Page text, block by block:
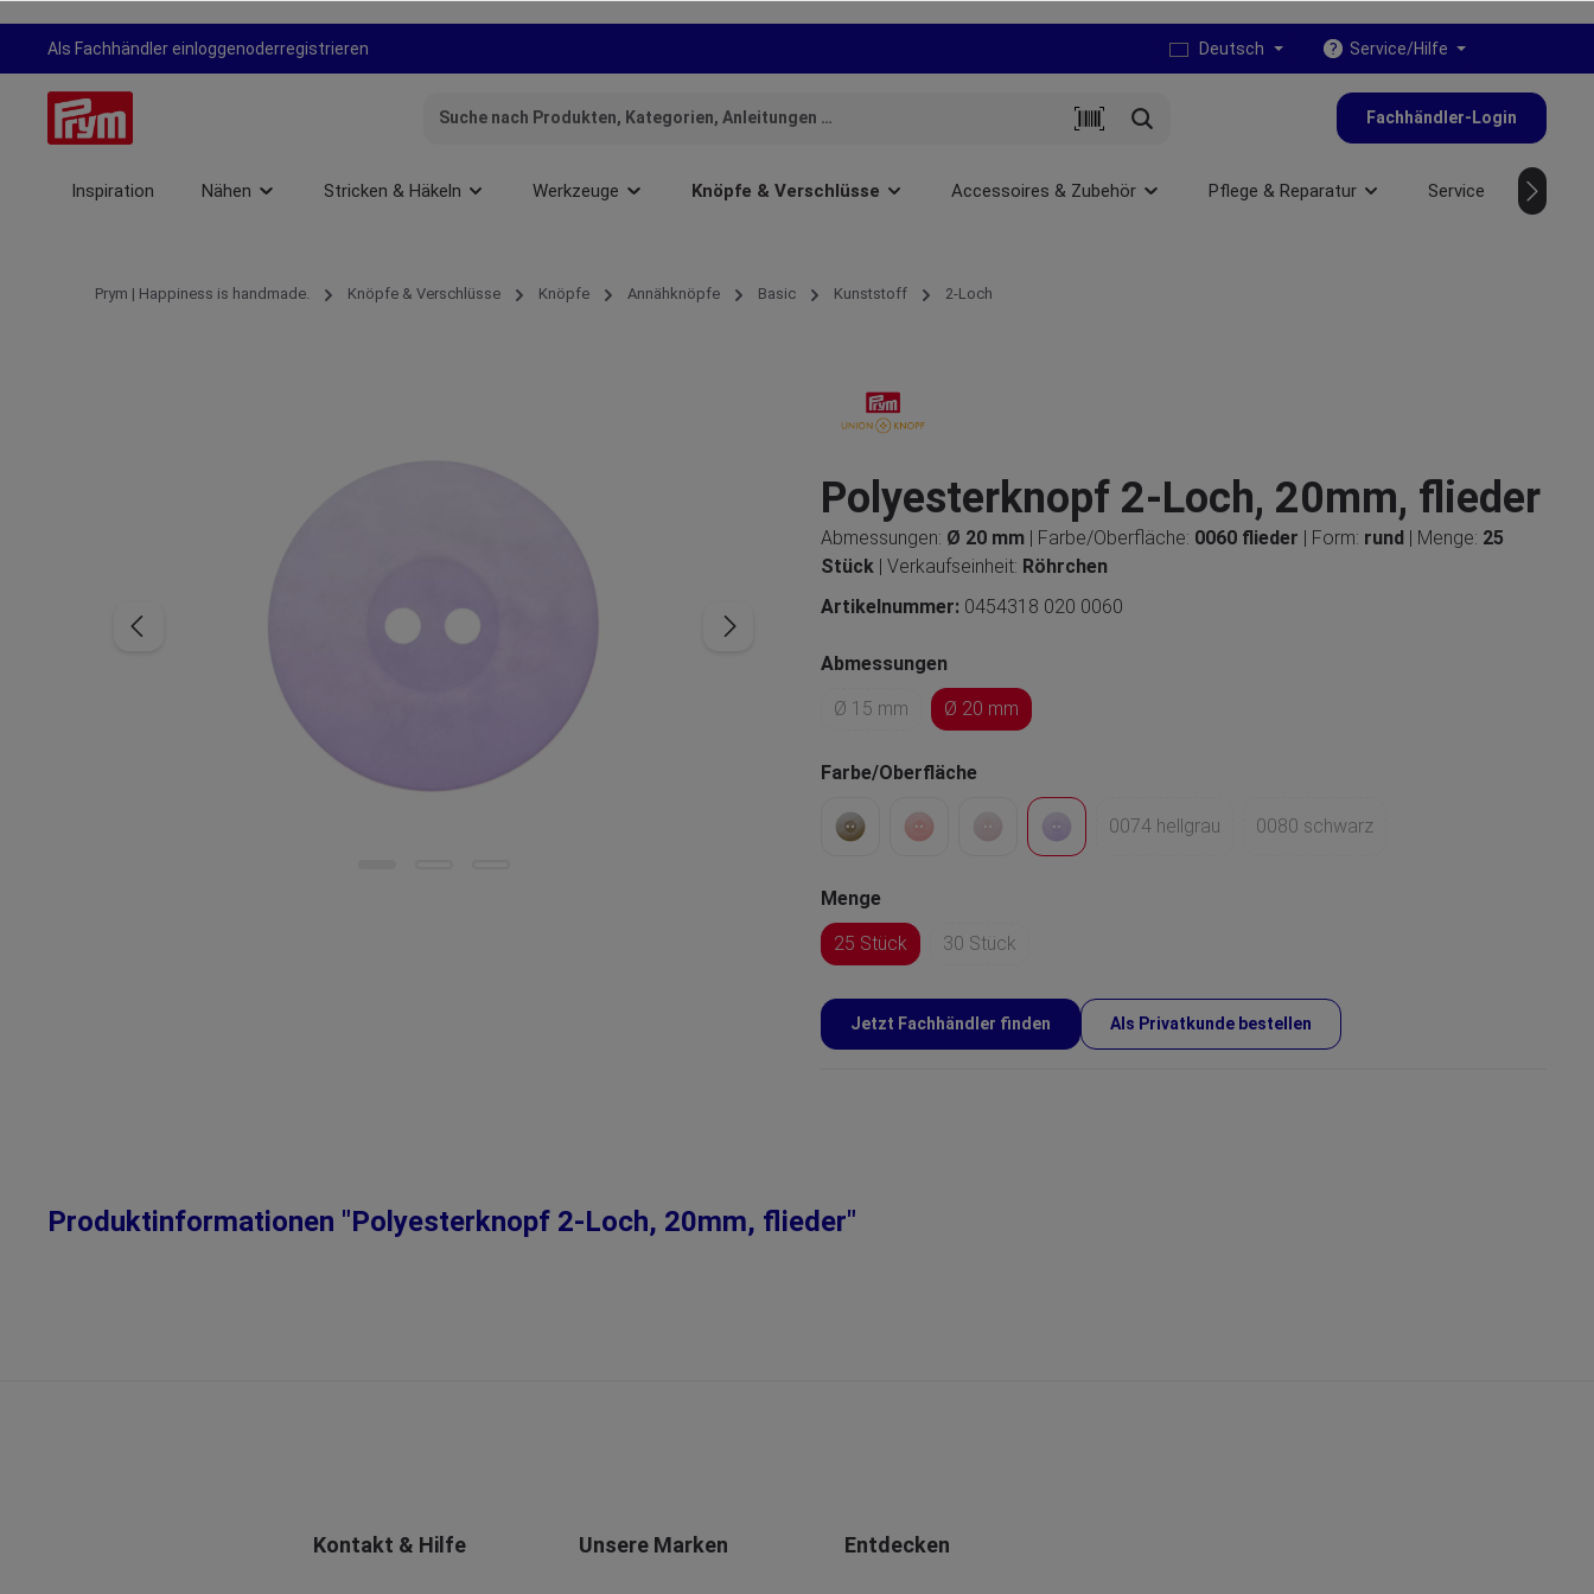
Zur Hauptnavigation springen
Als Fachhändler einloggenoderregistrieren Deutsch Service/Hilfe
Fachhändler-Login
Inspiration Nähen Stricken & Häkeln Werkzeuge Knöpfe & Verschlüsse Accessoires & Zubehör Pflege & Reparatur Service NEU
Prym | Happiness is handmade. Knöpfe & Verschlüsse Knöpfe Annähknöpfe Basic Kunststoff 2-Loch
Polyesterknopf 2-Loch, 20mm, flieder
Abmessungen: Ø 20 mm | Farbe/Oberfläche: 0060 flieder | Form: rund | Menge: 25
Stück | Verkaufseinheit: Röhrchen
Artikelnummer: 0454318 020 0060
Abmessungen
Ø 15 mm
Ø 20 mm
Farbe/Oberfläche
0074 hellgrau 0080 schwarz
Menge
25 Stück
30 Stück
Jetzt Fachhändler finden Als Privatkunde bestellen
Produktinformationen "Polyesterknopf 2-Loch, 20mm, flieder"
Kontakt & Hilfe Unsere Marken Entdecken